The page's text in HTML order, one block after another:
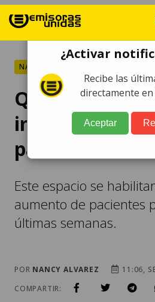
NACIONALES
implementará
para niños con
Este espacio se
aumento de pacientes
últimas semanas.
POR NANCY ALVAREZ
11:06,
COMPARTIR:
¿Activar
Recibe las
directamente
Aceptar